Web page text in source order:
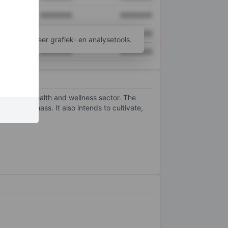
XXXXXXX XXXXXXX
tot meer grafiek- en analysetools.
on the health and wellness sector. The
biomass. It also intends to cultivate,